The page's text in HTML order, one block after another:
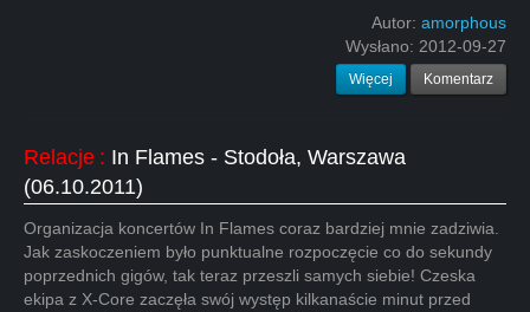
Autor: amorphous
Wysłano: 2012-09-27
Więcej Komentarz
Relacje : In Flames - Stodoła, Warszawa
(06.10.2011)
Organizacja koncertów In Flames coraz bardziej mnie zadziwia.
Jak zaskoczeniem było punktualne rozpoczęcie co do sekundy
poprzednich gigów, tak teraz przeszli samych siebie! Czeska
ekipa z X-Core zaczęła swój występ kilkanaście minut przed